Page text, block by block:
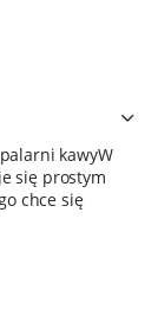
kawyW
się prostym
chce się